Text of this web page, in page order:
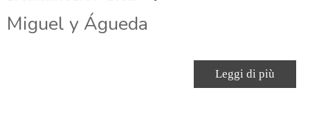
Miguel y Águeda
Leggi di più